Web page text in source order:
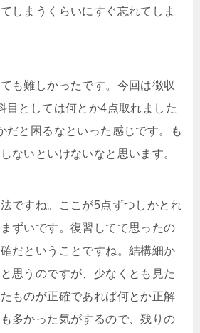
しまうくらいにすぐ忘れてしま
も難しかったです。今回は徴収
目としては何とか4点取れました
だと困るなといった感じです。も
ないといけないなと思います。
ですね。ここが5点ずつしかとれ
ずいです。復習してて思ったの
だということですね。結構細か
思うのですが、少なくとも見た
ものが正確であれば何とか正解
多かった気がするので、残りの